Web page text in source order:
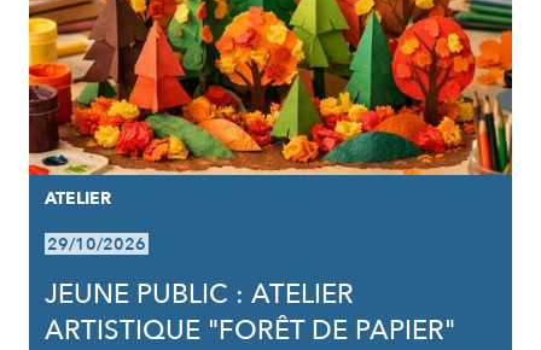
ATELIER
29/10/2026
JEUNE PUBLIC : ATELIER
ARTISTIQUE "FORÊT DE PAPIER"